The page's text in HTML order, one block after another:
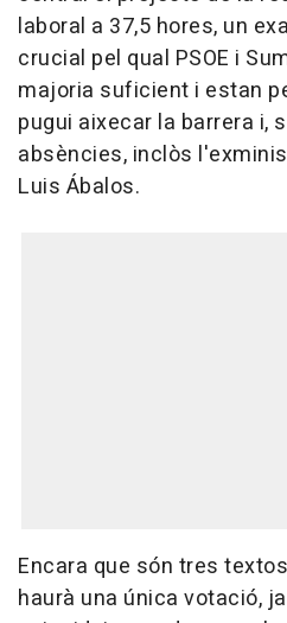
laboral a 37,5 hores, un
crucial pel qual PSOE i
majoria suficient i estan
pugui aixecar la barrera i,
absències, inclòs
Luis Ábalos.
Encara que són tres
haurà una única votació,